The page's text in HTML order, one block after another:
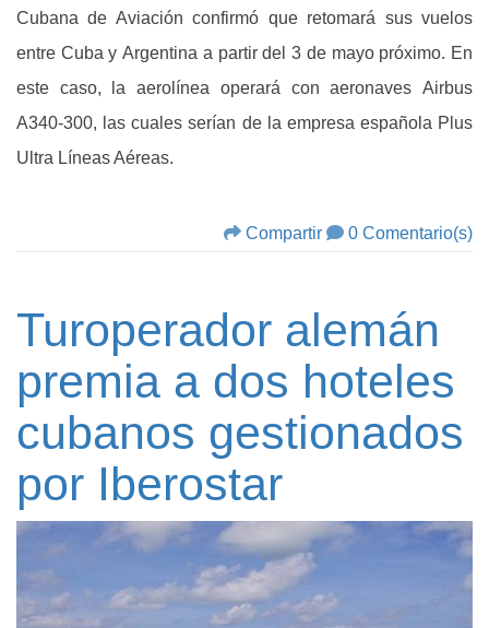
Cubana de Aviación confirmó que retomará sus vuelos
entre Cuba y Argentina a partir del 3 de mayo próximo. En
este caso, la aerolínea operará con aeronaves Airbus
A340-300, las cuales serían de la empresa española Plus
Ultra Líneas Aéreas.
Compartir 0 Comentario(s)
Turoperador alemán
premia a dos hoteles
cubanos gestionados
por Iberostar